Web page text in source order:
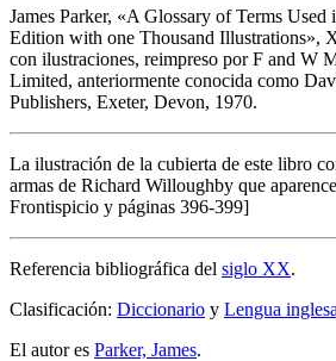
James Parker, «A Glossary of Terms Used
Edition with one Thousand Illustrations»,
con ilustraciones, reimpreso por F and W
Limited, anteriormente conocida como
Publishers, Exeter, Devon, 1970.
La ilustración de la cubierta de este libro
armas de Richard Willoughby que
Frontispicio y páginas 396-399]
Referencia bibliográfica del siglo XX.
Clasificación: Diccionario y Lengua inglesa
El autor es Parker, James.